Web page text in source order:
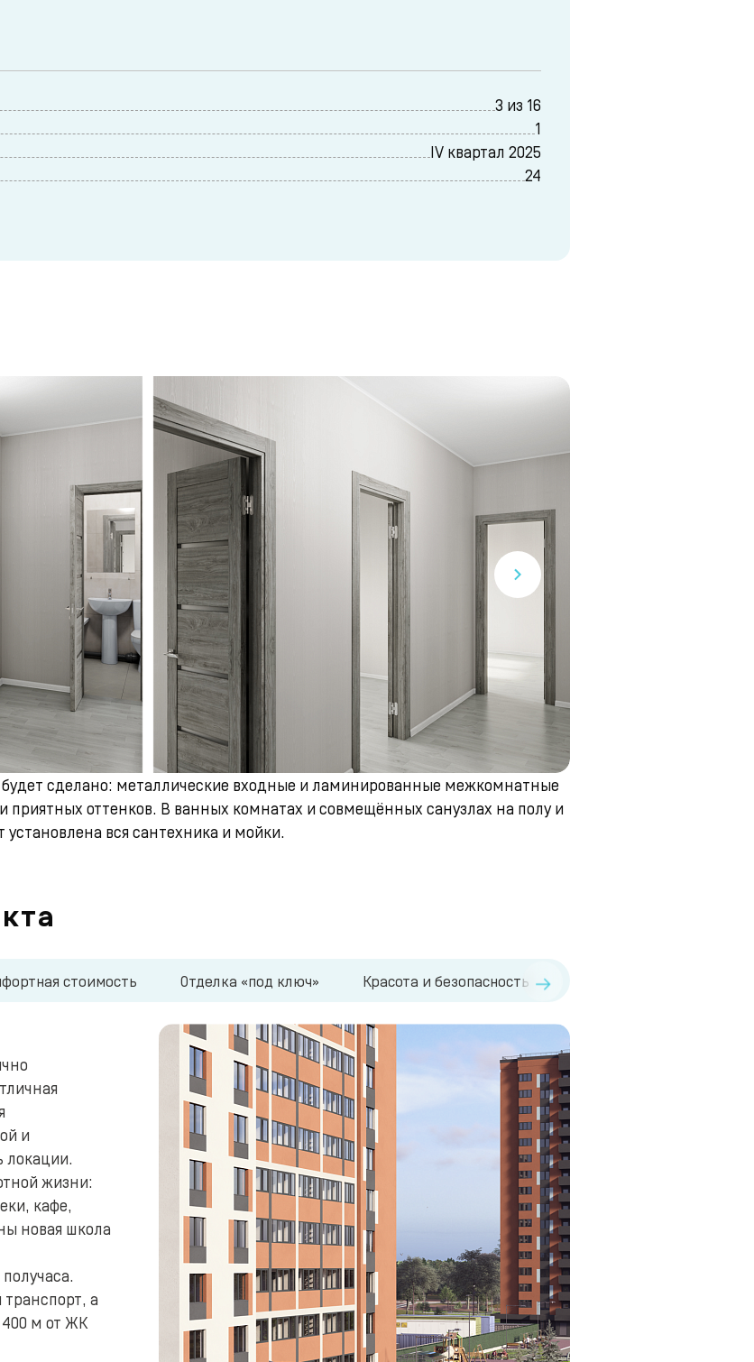
3 из 16
1
IV квартал 2025
24
сделано: металлические входные и ламинированные межкомнатные
приятных оттенков. В ванных комнатах и совмещённых санузлах на полу и
вся сантехника и мойки.
стоимость Отделка «под ключ» Красота и безопасность →
и
жизни:
кафе,
новая школа
а
400 м от ЖК